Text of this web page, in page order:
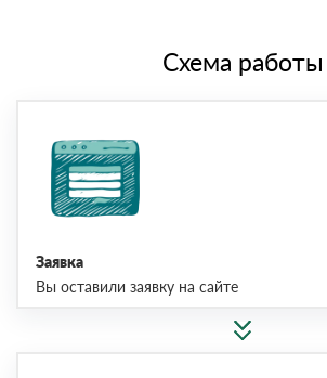
Схема работы
Заявка
Вы оставили заявку на сайте